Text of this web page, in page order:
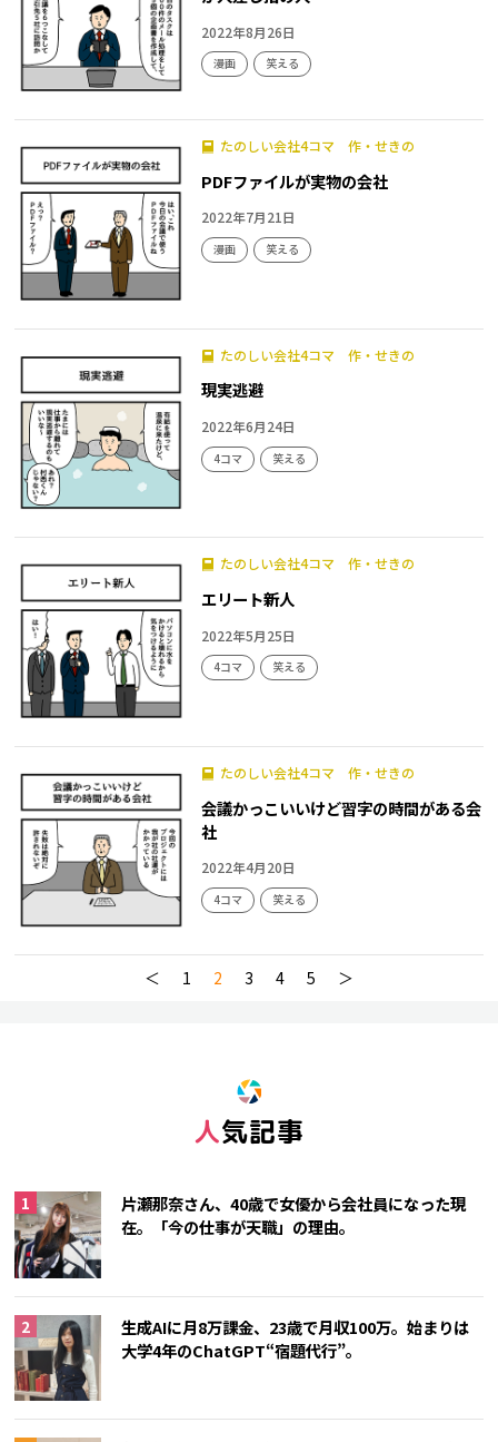
2022年8月26日
漫画 笑える
たのしい会社4コマ 作・せきの
PDFファイルが実物の会社
2022年7月21日
漫画 笑える
たのしい会社4コマ 作・せきの
現実逃避
2022年6月24日
4コマ 笑える
たのしい会社4コマ 作・せきの
エリート新人
2022年5月25日
4コマ 笑える
たのしい会社4コマ 作・せきの
会議かっこいいけど習字の時間がある会
社
2022年4月20日
4コマ 笑える
＜ 1 2 3 4 5 ＞
人気記事
片瀬那奈さん、40歳で女優から会社員になった現
在。「今の仕事が天職」の理由。
生成AIに月8万課金、23歳で月収100万。始まりは
大学4年のChatGPT“宿題代行”。